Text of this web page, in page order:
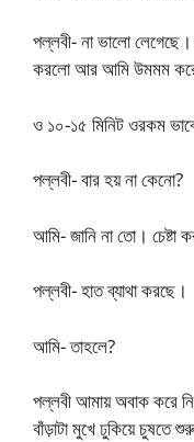
পল্লবী- না ভালো
করলো আর আমি উমমম
ও ১০-১৫ মিনিট ওরকম
পল্লবী- বার হয় না কেনো?
আমি- জানি না তো। চেষ্টা
পল্লবী- হাত ব্যাথা করছে।
আমি- তাহলে?
পল্লবী আমায় অবাক করে
বাঁড়াটা মুখে ঢুকিয়ে চুষতে